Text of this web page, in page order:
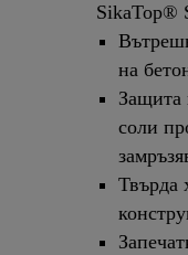
SikaTop®
на
Защита
соли
Твърда